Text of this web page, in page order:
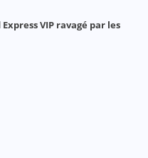
VIP ravagé par les